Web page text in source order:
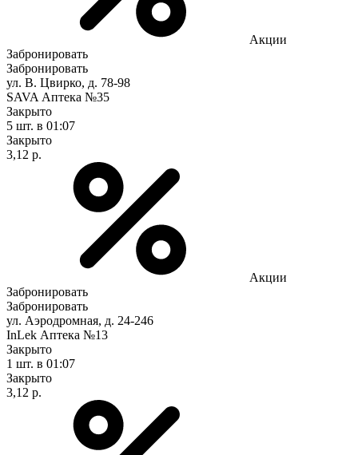
Акции
Забронировать
Забронировать
ул. В. Цвирко, д. 78-98
SAVA Аптека №35
Закрыто
5 шт. в 01:07
Закрыто
3,12 р.
Акции
Забронировать
Забронировать
ул. Аэродромная, д. 24-246
InLek Аптека №13
Закрыто
1 шт. в 01:07
Закрыто
3,12 р.